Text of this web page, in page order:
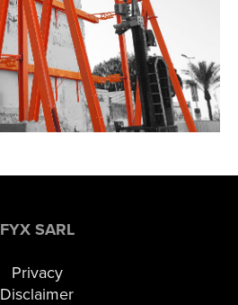
FYX SARL
Privacy
Disclaimer